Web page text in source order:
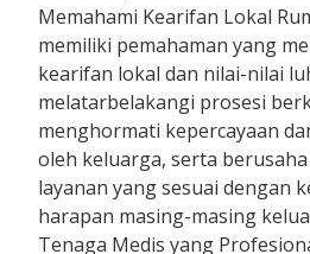
Memahami Kearifan Lokal
memiliki pemahaman yang
kearifan lokal dan nilai-nilai
melatarbelakangi prosesi
menghormati kepercayaan
oleh keluarga, serta
layanan yang sesuai dengan
harapan masing-masing
Tenaga Medis yang